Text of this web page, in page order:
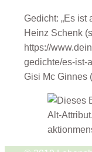
Gedicht: „Es ist
Heinz Schenk
https://
gedichte/es-ist-
Gisi Mc Ginnes